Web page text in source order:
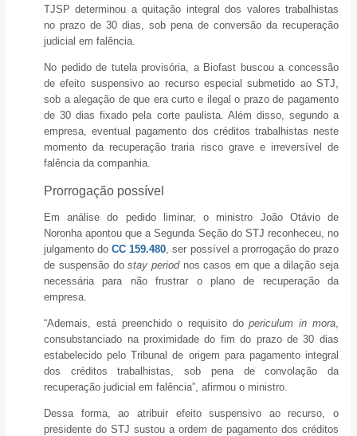
TJSP determinou a quitação integral dos valores trabalhistas
no prazo de 30 dias, sob pena de conversão da recuperação
judicial em falência.
No pedido de tutela provisória, a Biofast buscou a concessão
de efeito suspensivo ao recurso especial submetido ao STJ,
sob a alegação de que era curto e ilegal o prazo de pagamento
de 30 dias fixado pela corte paulista. Além disso, segundo a
empresa, eventual pagamento dos créditos trabalhistas neste
momento da recuperação traria risco grave e irreversível de
falência da companhia.
Prorrogação ​possível
Em análise do pedido liminar, o ministro João Otávio de
Noronha apontou que a Segunda Seção do STJ reconheceu, no
julgamento doCC 159.480 , ser possível a prorrogação do prazo
de suspensão dostay periodnos casos em que a dilação seja
necessária para não frustrar o plano de recuperação da
empresa.
“Ademais, está preenchido o requisito dopericulum in mora,
consubstanciado na proximidade do fim do prazo de 30 dias
estabelecido pelo Tribunal de origem para pagamento integral
dos créditos trabalhistas, sob pena de convolação da
recuperação judicial em falência”, afirmou o ministro.
Dessa forma, ao atribuir efeito suspensivo ao recurso, o
presidente do STJ sustou a ordem de pagamento dos créditos